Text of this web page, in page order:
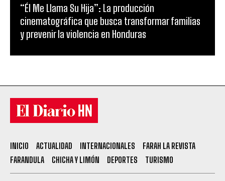
“Él Me Llama Su Hija”: La producción
cinematográfica que busca transformar familias
y prevenir la violencia en Honduras
INICIO ACTUALIDAD INTERNACIONALES
FARAH LA REVISTA
FARANDULA
CHICHA Y LIMÓN DEPORTES TURISMO